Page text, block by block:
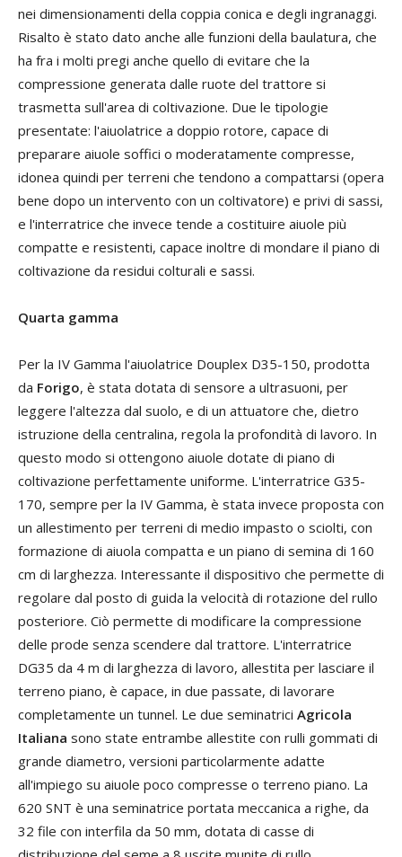
nei dimensionamenti della coppia conica e degli ingranaggi.
Risalto è stato dato anche alle funzioni della baulatura, che
ha fra i molti pregi anche quello di evitare che la
compressione generata dalle ruote del trattore si
trasmetta sull'area di coltivazione. Due le tipologie
presentate: l'aiuolatrice a doppio rotore, capace di
preparare aiuole soffici o moderatamente compresse,
idonea quindi per terreni che tendono a compattarsi (opera
bene dopo un intervento con un coltivatore) e privi di sassi,
e l'interratrice che invece tende a costituire aiuole più
compatte e resistenti, capace inoltre di mondare il piano di
coltivazione da residui colturali e sassi.
Quarta gamma
Per la IV Gamma l'aiuolatrice Douplex D35-150, prodotta
da Forigo, è stata dotata di sensore a ultrasuoni, per
leggere l'altezza dal suolo, e di un attuatore che, dietro
istruzione della centralina, regola la profondità di lavoro. In
questo modo si ottengono aiuole dotate di piano di
coltivazione perfettamente uniforme. L'interratrice G35-
170, sempre per la IV Gamma, è stata invece proposta con
un allestimento per terreni di medio impasto o sciolti, con
formazione di aiuola compatta e un piano di semina di 160
cm di larghezza. Interessante il dispositivo che permette di
regolare dal posto di guida la velocità di rotazione del rullo
posteriore. Ciò permette di modificare la compressione
delle prode senza scendere dal trattore. L'interratrice
DG35 da 4 m di larghezza di lavoro, allestita per lasciare il
terreno piano, è capace, in due passate, di lavorare
completamente un tunnel. Le due seminatrici Agricola
Italiana sono state entrambe allestite con rulli gommati di
grande diametro, versioni particolarmente adatte
all'impiego su aiuole poco compresse o terreno piano. La
620 SNT è una seminatrice portata meccanica a righe, da
32 file con interfila da 50 mm, dotata di casse di